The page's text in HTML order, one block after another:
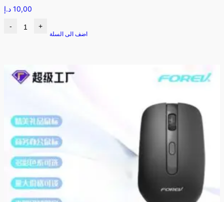
10,00 د.إ
- +
اضف الى السلة